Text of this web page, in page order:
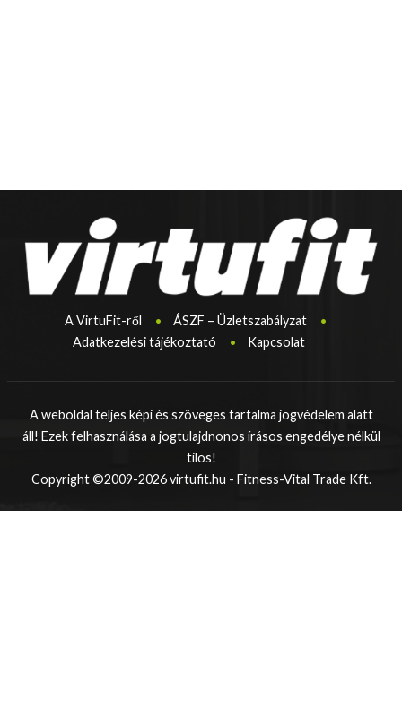
A VirtuFit-ről
ÁSZF – Üzletszabályzat
Adatkezelési tájékoztató
Kapcsolat
A weboldal teljes képi és szöveges tartalma jogvédelem alatt
áll! Ezek felhasználása a jogtulajdnonos írásos engedélye nélkül
tilos!
Copyright ©2009-2026 virtufit.hu - Fitness-Vital Trade Kft.